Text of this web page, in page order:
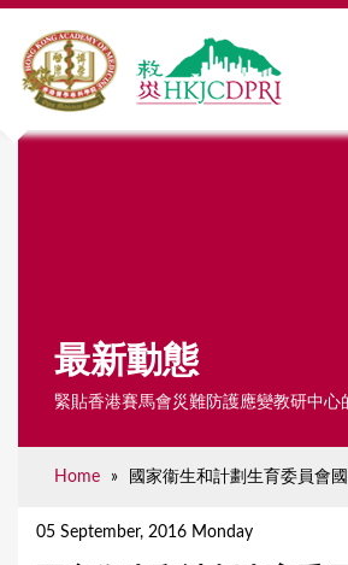
最新動態
緊貼香港賽馬會災難防護應變教研中心
Home » 國家衞生和計劃生育委員會
05 September, 2016 Monday